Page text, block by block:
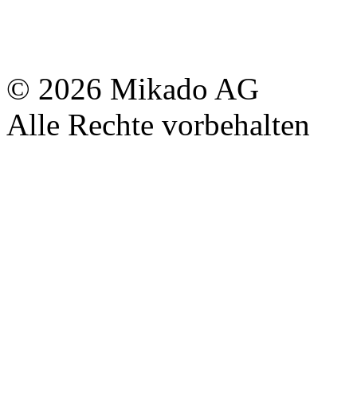
© 2026 Mikado AG
Alle Rechte vorbehalten